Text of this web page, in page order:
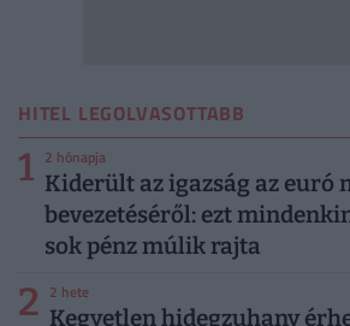
HITEL LEGOLVASOTTABB
1 2 hónapja
Kiderült az igazság az euró
bevezetéséről: ezt
sok pénz múlik rajta
2 2 hete
Kegyetlen hidegzuhany